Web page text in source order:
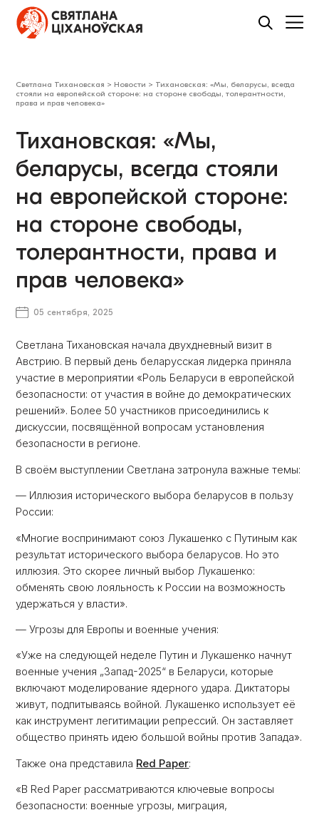
Светлана Тихановская > Новости > Тихановская: «Мы, беларусы, всегда
стояли на европейской стороне: на стороне свободы, толерантности,
права и прав человека»
Тихановская: «Мы,
беларусы, всегда стояли
на европейской стороне:
на стороне свободы,
толерантности, права и
прав человека»
05 сентября, 2025
Светлана Тихановская начала двухдневный визит в
Австрию. В первый день беларусская лидерка приняла
участие в мероприятии «Роль Беларуси в европейской
безопасности: от участия в войне до демократических
решений». Более 50 участников присоединились к
дискуссии, посвящённой вопросам установления
безопасности в регионе.
В своём выступлении Светлана затронула важные темы:
— Иллюзия исторического выбора беларусов в пользу
России:
«Многие воспринимают союз Лукашенко с Путиным как
результат исторического выбора беларусов. Но это
иллюзия. Это скорее личный выбор Лукашенко:
обменять свою лояльность к России на возможность
удержаться у власти».
— Угрозы для Европы и военные учения:
«Уже на следующей неделе Путин и Лукашенко начнут
военные учения „Запад-2025“ в Беларуси, которые
включают моделирование ядерного удара. Диктаторы
живут, подпитываясь войной. Лукашенко использует её
как инструмент легитимации репрессий. Он заставляет
общество принять идею большой войны против Запада».
Также она представила Red Paper:
«В Red Paper рассматриваются ключевые вопросы
безопасности: военные угрозы, миграция,